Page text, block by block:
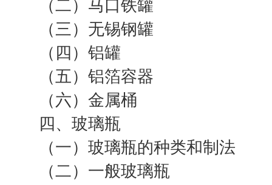
（二）马口铁罐
（三）无锡钢罐
（四）铝罐
（五）铝箔容器
（六）金属桶
四、玻璃瓶
（一）玻璃瓶的种类和制法
（二）一般玻璃瓶